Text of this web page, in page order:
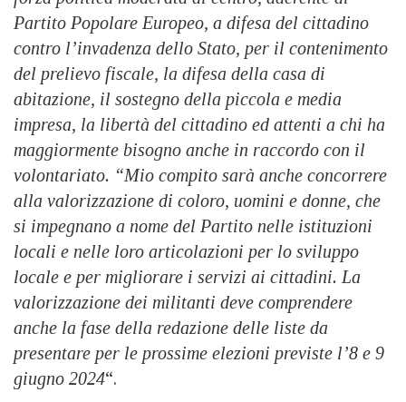
Partito Popolare Europeo, a difesa del cittadino
contro l’invadenza dello Stato, per il contenimento
del prelievo fiscale, la difesa della casa di
abitazione, il sostegno della piccola e media
impresa, la libertà del cittadino ed attenti a chi ha
maggiormente bisogno anche in raccordo con il
volontariato. “Mio compito sarà anche concorrere
alla valorizzazione di coloro, uomini e donne, che
si impegnano a nome del Partito nelle istituzioni
locali e nelle loro articolazioni per lo sviluppo
locale e per migliorare i servizi ai cittadini. La
valorizzazione dei militanti deve comprendere
anche la fase della redazione delle liste da
presentare per le prossime elezioni previste l’8 e 9
giugno 2024“.